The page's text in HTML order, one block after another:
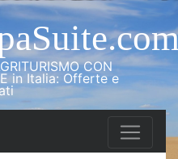
CON
in Italia: Offerte e